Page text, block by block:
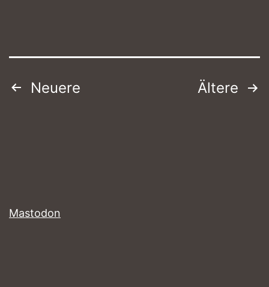
Seitennummerierung
Neuere Ältere
Mastodon